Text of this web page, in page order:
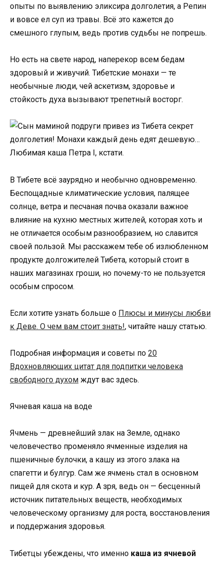
опыты по выявлению эликсира долголетия, а Репин
и вовсе ел суп из травы. Всё это кажется до
смешного глупым, ведь против судьбы не попрешь.
Но есть на свете народ, наперекор всем бедам
здоровый и живучий. Тибетские монахи — те
необычные люди, чей аскетизм, здоровье и
стойкость духа вызывают трепетный восторг.
В Тибете всё заурядно и необычно одновременно.
Беспощадные климатические условия, палящее
солнце, ветра и песчаная почва оказали важное
влияние на кухню местных жителей, которая хоть и
не отличается особым разнообразием, но славится
своей пользой. Мы расскажем тебе об излюбленном
продукте долгожителей Тибета, который стоит в
наших магазинах гроши, но почему-то не пользуется
особым спросом.
Если хотите узнать больше о Плюсы и минусы любви
к Деве. О чем вам стоит знать!, читайте нашу статью.
Подробная информация и советы по 20
Вдохновляющих цитат для подпитки человека
свободного духом ждут вас здесь.
Ячневая каша на воде
Ячмень — древнейший злак на Земле, однако
человечество променяло ячменные изделия на
пшеничные булочки, а кашу из этого злака на
спагетти и булгур. Сам же ячмень стал в основном
пищей для скота и кур. А зря, ведь он — бесценный
источник питательных веществ, необходимых
человеческому организму для роста, восстановления
и поддержания здоровья.
Тибетцы убеждены, что именно каша из ячневой